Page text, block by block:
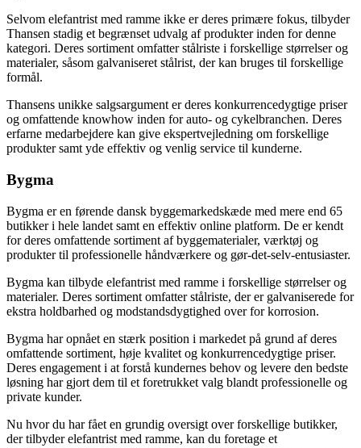
Selvom elefantrist med ramme ikke er deres primære fokus, tilbyder
Thansen stadig et begrænset udvalg af produkter inden for denne
kategori. Deres sortiment omfatter stålriste i forskellige størrelser og
materialer, såsom galvaniseret stålrist, der kan bruges til forskellige
formål.
Thansens unikke salgsargument er deres konkurrencedygtige priser
og omfattende knowhow inden for auto- og cykelbranchen. Deres
erfarne medarbejdere kan give ekspertvejledning om forskellige
produkter samt yde effektiv og venlig service til kunderne.
Bygma
Bygma er en førende dansk byggemarkedskæde med mere end 65
butikker i hele landet samt en effektiv online platform. De er kendt
for deres omfattende sortiment af byggematerialer, værktøj og
produkter til professionelle håndværkere og gør-det-selv-entusiaster.
Bygma kan tilbyde elefantrist med ramme i forskellige størrelser og
materialer. Deres sortiment omfatter stålriste, der er galvaniserede for
ekstra holdbarhed og modstandsdygtighed over for korrosion.
Bygma har opnået en stærk position i markedet på grund af deres
omfattende sortiment, høje kvalitet og konkurrencedygtige priser.
Deres engagement i at forstå kundernes behov og levere den bedste
løsning har gjort dem til et foretrukket valg blandt professionelle og
private kunder.
Nu hvor du har fået en grundig oversigt over forskellige butikker,
der tilbyder elefantrist med ramme, kan du foretage et